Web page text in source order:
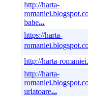
http://harta-
babe...
https://harta-
http://harta-
http://harta-
urlatoare...